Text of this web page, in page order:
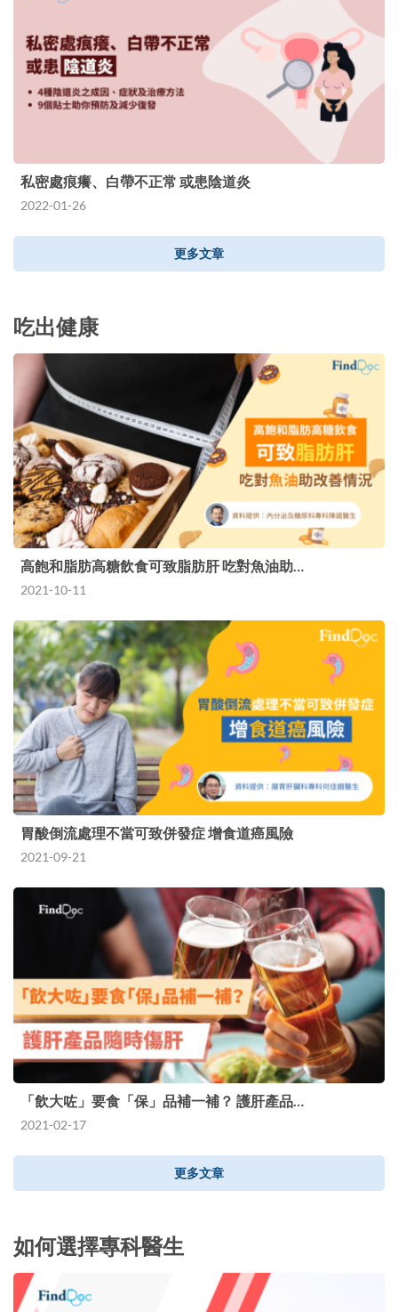
私密處痕癢、白帶不正常 或患陰道炎
2022-01-26
更多文章
吃出健康
高飽和脂肪高糖飲食可致脂肪肝 吃對魚油助…
2021-10-11
胃酸倒流處理不當可致併發症 增食道癌風險
2021-09-21
「飲大咗」要食「保」品補一補？ 護肝產品…
2021-02-17
更多文章
如何選擇專科醫生